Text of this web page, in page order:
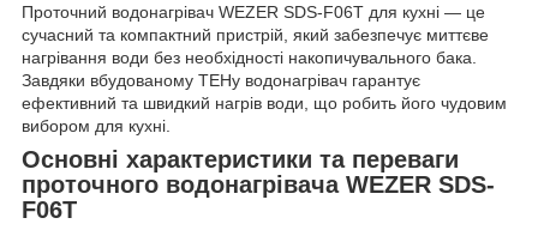
Проточний водонагрівач WEZER SDS-F06T для кухні — це
сучасний та компактний пристрій, який забезпечує миттєве
нагрівання води без необхідності накопичувального бака.
Завдяки вбудованому ТЕНу водонагрівач гарантує
ефективний та швидкий нагрів води, що робить його чудовим
вибором для кухні.
Основні характеристики та переваги
проточного водонагрівача WEZER SDS-
F06T